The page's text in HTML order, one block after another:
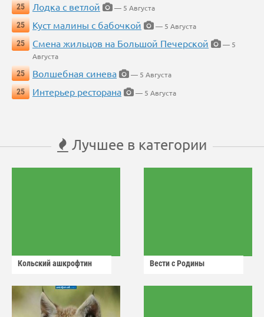
25
Лодка с ветлой
— 5 Августа
25
Куст малины с бабочкой
— 5 Августа
25
Смена жильцов на Большой Печерской
— 5
Августа
25
Волшебная синева
— 5 Августа
25
Интерьер ресторана — 5 Августа
Лучшее в категории
Кольский ашкрофтин Вести с Родины